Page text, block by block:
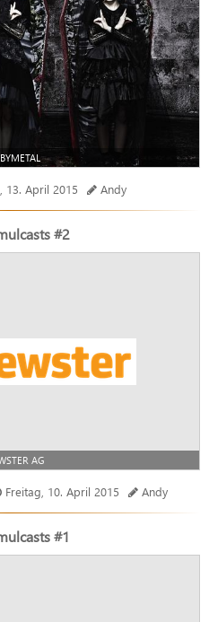
13. April 2015 Andy
#2
AG
Freitag, 10. April 2015 Andy
#1